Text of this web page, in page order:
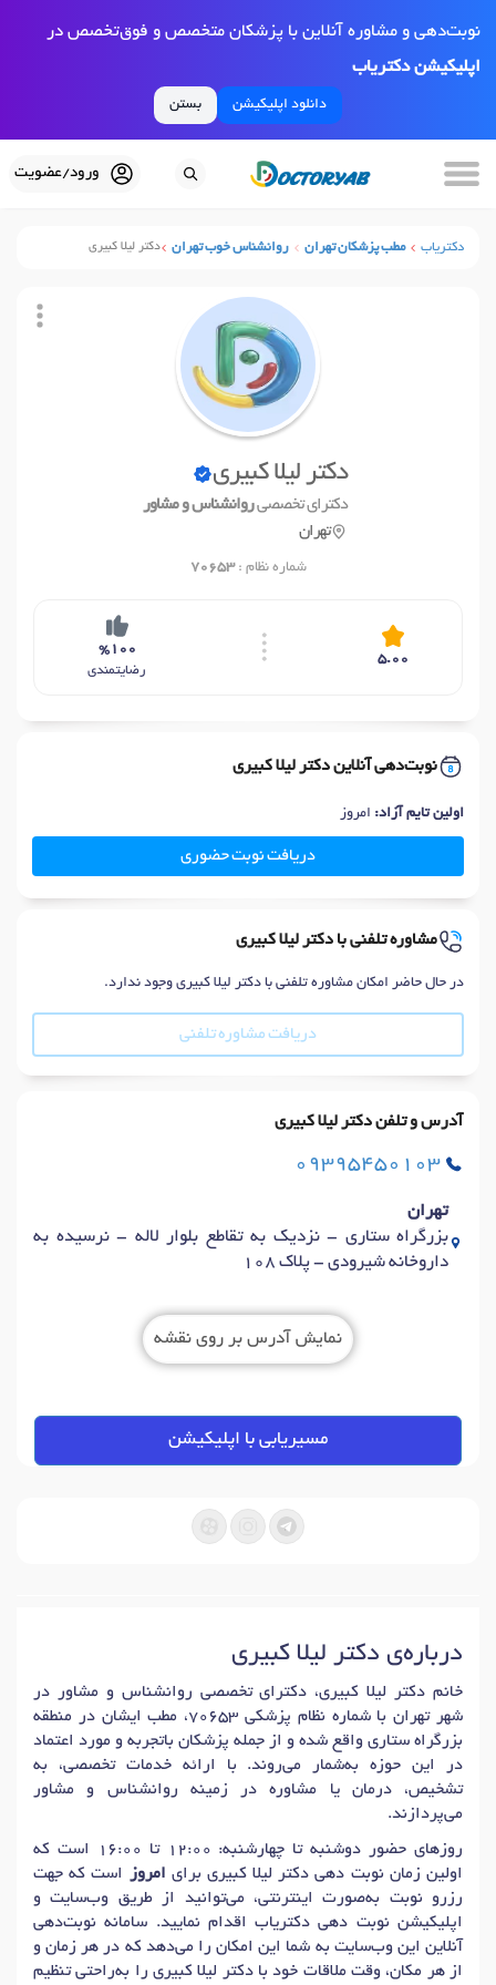
نوبت‌دهی و مشاوره آنلاین با پزشکان متخصص و فوق‌تخصص در
اپلیکیشن دکتریاب
دانلود اپلیکیشن بستن
ورود/عضویت
دکتریاب مطب پزشکان تهران روانشناس خوب تهران دکتر لیلا کبیری
دکتر لیلا کبیری
دکترای تخصصیروانشناس و مشاور
تهران
شماره نظام :70653
5.00
%100
رضایتمندی
نوبت‌دهی آنلاین دکتر لیلا کبیری
اولین تایم آزاد: امروز
دریافت نوبت حضوری
مشاوره تلفنی با دکتر لیلا کبیری
در حال حاضر امکان مشاوره تلفنی با دکتر لیلا کبیری وجود ندارد.
دریافت مشاوره تلفنی
آدرس و تلفن دکتر لیلا کبیری
09395450103
تهران
بزرگراه ستاری - نزدیک به تقاطع بلوار لاله - نرسیده به
داروخانه شیرودی - پلاک 108
نمایش آدرس بر روی نقشه
مسیریابی با اپلیکیشن
درباره‌ی دکتر لیلا کبیری
خانم دکتر لیلا کبیری، دکترای تخصصی روانشناس و مشاور در
شهر تهران با شماره نظام پزشکی 70653، مطب ایشان در منطقه
بزرگراه ستاری واقع شده و از جمله پزشکان باتجربه و مورد اعتماد
در این حوزه به‌شمار می‌روند. با ارائه خدمات تخصصی، به
تشخیص، درمان یا مشاوره در زمینه روانشناس و مشاور
می‌پردازند.
روزهای حضور دوشنبه تا چهارشنبه: 12:00 تا 16:00 است که
اولین زمان نوبت دهی دکتر لیلا کبیری برای امروز
است که جهت
رزرو نوبت به‌صورت اینترنتی، می‌توانید از طریق وب‌سایت و
اپلیکیشن نوبت دهی دکتریاب اقدام نمایید. سامانه نوبت‌دهی
آنلاین این وب‌سایت به شما این امکان را می‌دهد که در هر زمان و
از هر مکان، وقت ملاقات خود با دکتر لیلا کبیری را به‌راحتی تنظیم